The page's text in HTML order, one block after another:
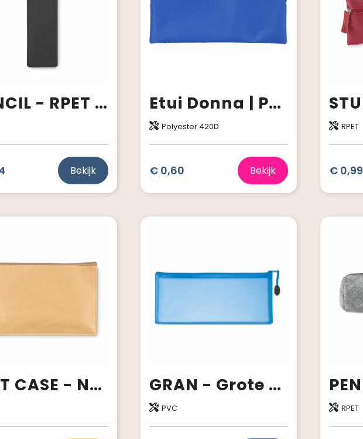
CENCIL - RPET vilten etui
Bekijk
Etui Donna | Polyester 420D
Polyester 420D
€ 0,60 Bekijk
RPET
€ 0,99
FLAT CASE - Non-woven etui GRAN - Grote pennenetui
PVC RPET